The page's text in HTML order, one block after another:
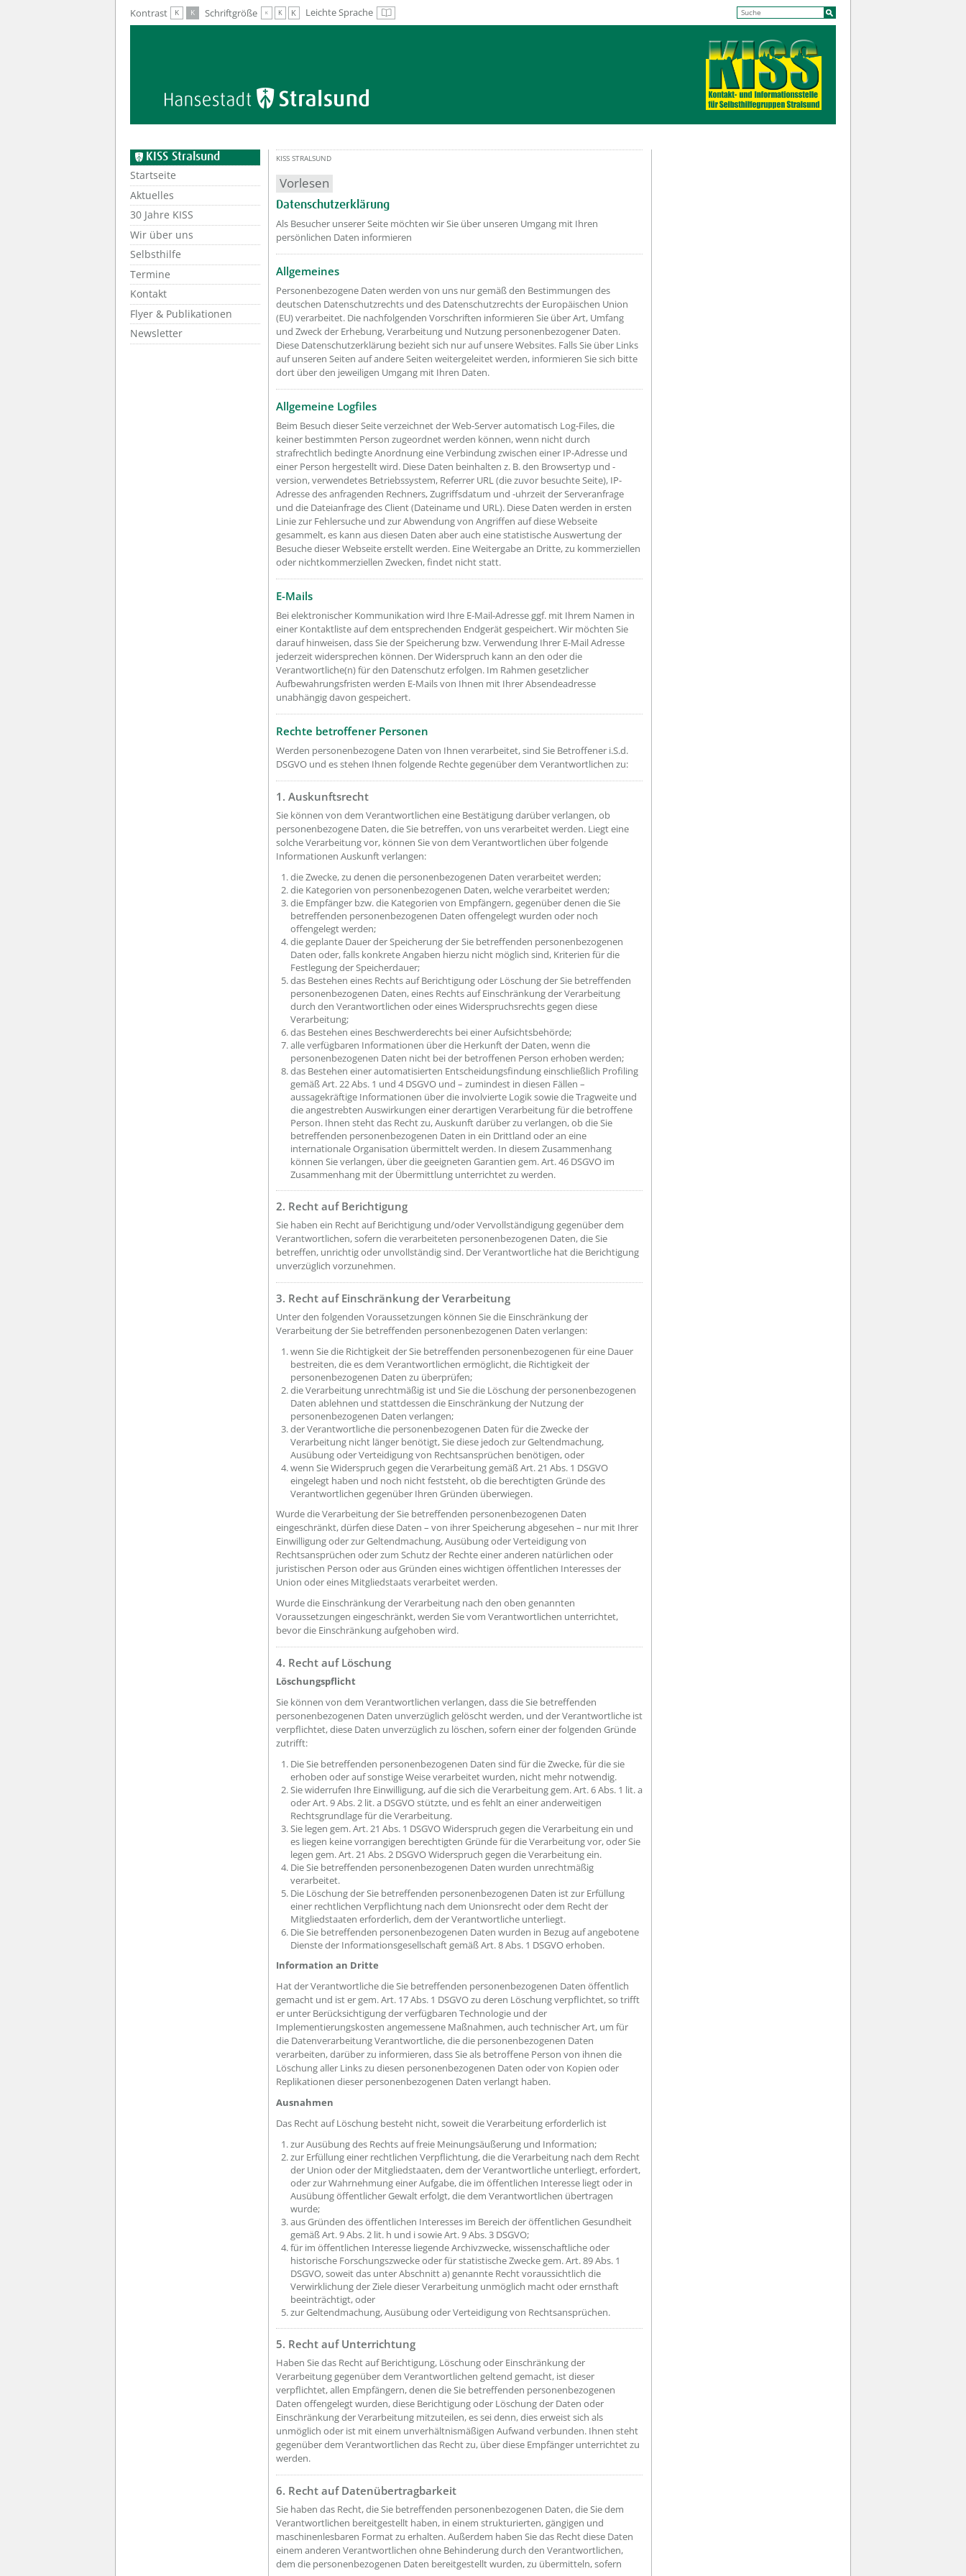
Kontrast K K Schriftgröße K K K Leichte Sprache Leichte Sprache
KISS Stralsund
Startseite
Aktuelles
30 Jahre KISS
Wir über uns
Selbsthilfe
Termine
Kontakt
Flyer & Publikationen
Newsletter
KISS STRALSUND
Vorlesen
Datenschutzerklärung
Als Besucher unserer Seite möchten wir Sie über unseren Umgang mit Ihren
persönlichen Daten informieren
Allgemeines
Personenbezogene Daten werden von uns nur gemäß den Bestimmungen des
deutschen Datenschutzrechts und des Datenschutzrechts der Europäischen Union
(EU) verarbeitet. Die nachfolgenden Vorschriften informieren Sie über Art, Umfang
und Zweck der Erhebung, Verarbeitung und Nutzung personenbezogener Daten.
Diese Datenschutzerklärung bezieht sich nur auf unsere Websites. Falls Sie über Links
auf unseren Seiten auf andere Seiten weitergeleitet werden, informieren Sie sich bitte
dort über den jeweiligen Umgang mit Ihren Daten.
Allgemeine Logfiles
Beim Besuch dieser Seite verzeichnet der Web-Server automatisch Log-Files, die
keiner bestimmten Person zugeordnet werden können, wenn nicht durch
strafrechtlich bedingte Anordnung eine Verbindung zwischen einer IP-Adresse und
einer Person hergestellt wird. Diese Daten beinhalten z. B. den Browsertyp und -
version, verwendetes Betriebssystem, Referrer URL (die zuvor besuchte Seite), IP-
Adresse des anfragenden Rechners, Zugriffsdatum und -uhrzeit der Serveranfrage
und die Dateianfrage des Client (Dateiname und URL). Diese Daten werden in ersten
Linie zur Fehlersuche und zur Abwendung von Angriffen auf diese Webseite
gesammelt, es kann aus diesen Daten aber auch eine statistische Auswertung der
Besuche dieser Webseite erstellt werden. Eine Weitergabe an Dritte, zu kommerziellen
oder nichtkommerziellen Zwecken, findet nicht statt.
E-Mails
Bei elektronischer Kommunikation wird Ihre E-Mail-Adresse ggf. mit Ihrem Namen in
einer Kontaktliste auf dem entsprechenden Endgerät gespeichert. Wir möchten Sie
darauf hinweisen, dass Sie der Speicherung bzw. Verwendung Ihrer E-Mail Adresse
jederzeit widersprechen können. Der Widerspruch kann an den oder die
Verantwortliche(n) für den Datenschutz erfolgen. Im Rahmen gesetzlicher
Aufbewahrungsfristen werden E-Mails von Ihnen mit Ihrer Absendeadresse
unabhängig davon gespeichert.
Rechte betroffener Personen
Werden personenbezogene Daten von Ihnen verarbeitet, sind Sie Betroffener i.S.d.
DSGVO und es stehen Ihnen folgende Rechte gegenüber dem Verantwortlichen zu:
1. Auskunftsrecht
Sie können von dem Verantwortlichen eine Bestätigung darüber verlangen, ob
personenbezogene Daten, die Sie betreffen, von uns verarbeitet werden. Liegt eine
solche Verarbeitung vor, können Sie von dem Verantwortlichen über folgende
Informationen Auskunft verlangen:
die Zwecke, zu denen die personenbezogenen Daten verarbeitet werden;
die Kategorien von personenbezogenen Daten, welche verarbeitet werden;
die Empfänger bzw. die Kategorien von Empfängern, gegenüber denen die Sie
betreffenden personenbezogenen Daten offengelegt wurden oder noch
offengelegt werden;
die geplante Dauer der Speicherung der Sie betreffenden personenbezogenen
Daten oder, falls konkrete Angaben hierzu nicht möglich sind, Kriterien für die
Festlegung der Speicherdauer;
das Bestehen eines Rechts auf Berichtigung oder Löschung der Sie betreffenden
personenbezogenen Daten, eines Rechts auf Einschränkung der Verarbeitung
durch den Verantwortlichen oder eines Widerspruchsrechts gegen diese
Verarbeitung;
das Bestehen eines Beschwerderechts bei einer Aufsichtsbehörde;
alle verfügbaren Informationen über die Herkunft der Daten, wenn die
personenbezogenen Daten nicht bei der betroffenen Person erhoben werden;
das Bestehen einer automatisierten Entscheidungsfindung einschließlich Profiling
gemäß Art. 22 Abs. 1 und 4 DSGVO und – zumindest in diesen Fällen –
aussagekräftige Informationen über die involvierte Logik sowie die Tragweite und
die angestrebten Auswirkungen einer derartigen Verarbeitung für die betroffene
Person. Ihnen steht das Recht zu, Auskunft darüber zu verlangen, ob die Sie
betreffenden personenbezogenen Daten in ein Drittland oder an eine
internationale Organisation übermittelt werden. In diesem Zusammenhang
können Sie verlangen, über die geeigneten Garantien gem. Art. 46 DSGVO im
Zusammenhang mit der Übermittlung unterrichtet zu werden.
2. Recht auf Berichtigung
Sie haben ein Recht auf Berichtigung und/oder Vervollständigung gegenüber dem
Verantwortlichen, sofern die verarbeiteten personenbezogenen Daten, die Sie
betreffen, unrichtig oder unvollständig sind. Der Verantwortliche hat die Berichtigung
unverzüglich vorzunehmen.
3. Recht auf Einschränkung der Verarbeitung
Unter den folgenden Voraussetzungen können Sie die Einschränkung der
Verarbeitung der Sie betreffenden personenbezogenen Daten verlangen:
wenn Sie die Richtigkeit der Sie betreffenden personenbezogenen für eine Dauer
bestreiten, die es dem Verantwortlichen ermöglicht, die Richtigkeit der
personenbezogenen Daten zu überprüfen;
die Verarbeitung unrechtmäßig ist und Sie die Löschung der personenbezogenen
Daten ablehnen und stattdessen die Einschränkung der Nutzung der
personenbezogenen Daten verlangen;
der Verantwortliche die personenbezogenen Daten für die Zwecke der
Verarbeitung nicht länger benötigt, Sie diese jedoch zur Geltendmachung,
Ausübung oder Verteidigung von Rechtsansprüchen benötigen, oder
wenn Sie Widerspruch gegen die Verarbeitung gemäß Art. 21 Abs. 1 DSGVO
eingelegt haben und noch nicht feststeht, ob die berechtigten Gründe des
Verantwortlichen gegenüber Ihren Gründen überwiegen.
Wurde die Verarbeitung der Sie betreffenden personenbezogenen Daten
eingeschränkt, dürfen diese Daten – von ihrer Speicherung abgesehen – nur mit Ihrer
Einwilligung oder zur Geltendmachung, Ausübung oder Verteidigung von
Rechtsansprüchen oder zum Schutz der Rechte einer anderen natürlichen oder
juristischen Person oder aus Gründen eines wichtigen öffentlichen Interesses der
Union oder eines Mitgliedstaats verarbeitet werden.
Wurde die Einschränkung der Verarbeitung nach den oben genannten
Voraussetzungen eingeschränkt, werden Sie vom Verantwortlichen unterrichtet,
bevor die Einschränkung aufgehoben wird.
4. Recht auf Löschung
Löschungspflicht
Sie können von dem Verantwortlichen verlangen, dass die Sie betreffenden
personenbezogenen Daten unverzüglich gelöscht werden, und der Verantwortliche ist
verpflichtet, diese Daten unverzüglich zu löschen, sofern einer der folgenden Gründe
zutrifft:
Die Sie betreffenden personenbezogenen Daten sind für die Zwecke, für die sie
erhoben oder auf sonstige Weise verarbeitet wurden, nicht mehr notwendig.
Sie widerrufen Ihre Einwilligung, auf die sich die Verarbeitung gem. Art. 6 Abs. 1 lit. a
oder Art. 9 Abs. 2 lit. a DSGVO stützte, und es fehlt an einer anderweitigen
Rechtsgrundlage für die Verarbeitung.
Sie legen gem. Art. 21 Abs. 1 DSGVO Widerspruch gegen die Verarbeitung ein und
es liegen keine vorrangigen berechtigten Gründe für die Verarbeitung vor, oder Sie
legen gem. Art. 21 Abs. 2 DSGVO Widerspruch gegen die Verarbeitung ein.
Die Sie betreffenden personenbezogenen Daten wurden unrechtmäßig
verarbeitet.
Die Löschung der Sie betreffenden personenbezogenen Daten ist zur Erfüllung
einer rechtlichen Verpflichtung nach dem Unionsrecht oder dem Recht der
Mitgliedstaaten erforderlich, dem der Verantwortliche unterliegt.
Die Sie betreffenden personenbezogenen Daten wurden in Bezug auf angebotene
Dienste der Informationsgesellschaft gemäß Art. 8 Abs. 1 DSGVO erhoben.
Information an Dritte
Hat der Verantwortliche die Sie betreffenden personenbezogenen Daten öffentlich
gemacht und ist er gem. Art. 17 Abs. 1 DSGVO zu deren Löschung verpflichtet, so trifft
er unter Berücksichtigung der verfügbaren Technologie und der
Implementierungskosten angemessene Maßnahmen, auch technischer Art, um für
die Datenverarbeitung Verantwortliche, die die personenbezogenen Daten
verarbeiten, darüber zu informieren, dass Sie als betroffene Person von ihnen die
Löschung aller Links zu diesen personenbezogenen Daten oder von Kopien oder
Replikationen dieser personenbezogenen Daten verlangt haben.
Ausnahmen
Das Recht auf Löschung besteht nicht, soweit die Verarbeitung erforderlich ist
zur Ausübung des Rechts auf freie Meinungsäußerung und Information;
zur Erfüllung einer rechtlichen Verpflichtung, die die Verarbeitung nach dem Recht
der Union oder der Mitgliedstaaten, dem der Verantwortliche unterliegt, erfordert,
oder zur Wahrnehmung einer Aufgabe, die im öffentlichen Interesse liegt oder in
Ausübung öffentlicher Gewalt erfolgt, die dem Verantwortlichen übertragen
wurde;
aus Gründen des öffentlichen Interesses im Bereich der öffentlichen Gesundheit
gemäß Art. 9 Abs. 2 lit. h und i sowie Art. 9 Abs. 3 DSGVO;
für im öffentlichen Interesse liegende Archivzwecke, wissenschaftliche oder
historische Forschungszwecke oder für statistische Zwecke gem. Art. 89 Abs. 1
DSGVO, soweit das unter Abschnitt a) genannte Recht voraussichtlich die
Verwirklichung der Ziele dieser Verarbeitung unmöglich macht oder ernsthaft
beeinträchtigt, oder
zur Geltendmachung, Ausübung oder Verteidigung von Rechtsansprüchen.
5. Recht auf Unterrichtung
Haben Sie das Recht auf Berichtigung, Löschung oder Einschränkung der
Verarbeitung gegenüber dem Verantwortlichen geltend gemacht, ist dieser
verpflichtet, allen Empfängern, denen die Sie betreffenden personenbezogenen
Daten offengelegt wurden, diese Berichtigung oder Löschung der Daten oder
Einschränkung der Verarbeitung mitzuteilen, es sei denn, dies erweist sich als
unmöglich oder ist mit einem unverhältnismäßigen Aufwand verbunden. Ihnen steht
gegenüber dem Verantwortlichen das Recht zu, über diese Empfänger unterrichtet zu
werden.
6. Recht auf Datenübertragbarkeit
Sie haben das Recht, die Sie betreffenden personenbezogenen Daten, die Sie dem
Verantwortlichen bereitgestellt haben, in einem strukturierten, gängigen und
maschinenlesbaren Format zu erhalten. Außerdem haben Sie das Recht diese Daten
einem anderen Verantwortlichen ohne Behinderung durch den Verantwortlichen,
dem die personenbezogenen Daten bereitgestellt wurden, zu übermitteln, sofern